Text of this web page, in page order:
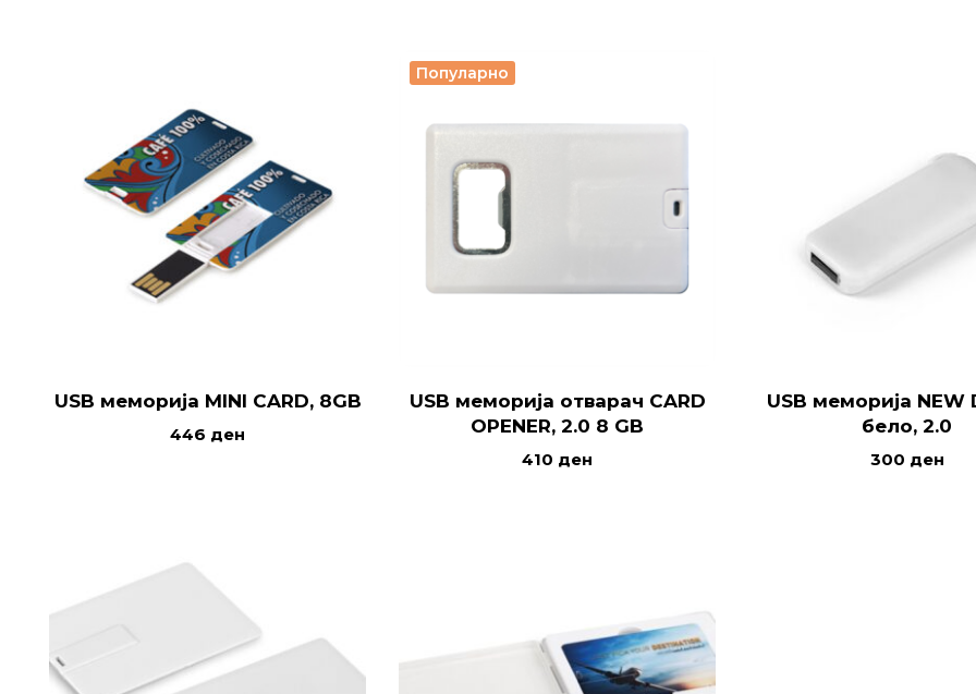
USB меморија MINI CARD, 8GB
446 ден
Популарно
USB меморија отварач CARD
OPENER, 2.0 8 GB
410 ден
USB меморија NEW
бело, 2.0
300 ден